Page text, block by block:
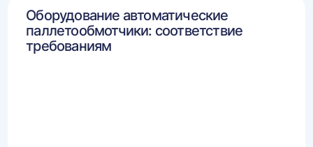
Оборудование автоматические
паллетообмотчики: соответствие
требованиям